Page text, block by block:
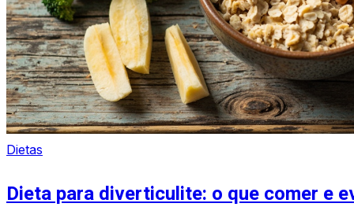
Dietas
Dieta para diverticulite: o que comer e